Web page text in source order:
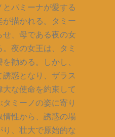
パミーナが愛する
描かれる。タミー
せ、母である夜の女
夜の女王は、タミ
勧める。しかし、
惑となり、ザラス
大な使命を約束して
ミーノの姿に寄り
性から、誘惑の場
、壮大で原始的な